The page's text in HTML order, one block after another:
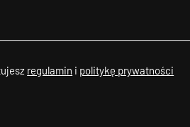
regulamin i politykę prywatności